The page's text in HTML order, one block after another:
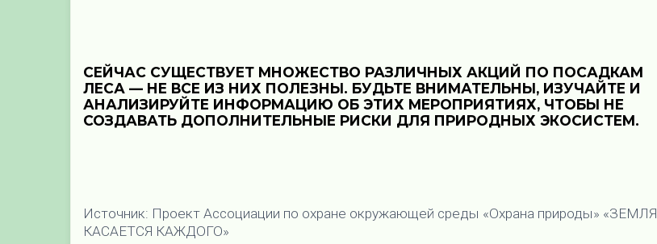
СЕЙЧАС СУЩЕСТВУЕТ МНОЖЕСТВО РАЗЛИЧНЫХ АКЦИЙ ПО ПОСАДКАМ
ЛЕСА — НЕ ВСЕ ИЗ НИХ ПОЛЕЗНЫ. БУДЬТЕ ВНИМАТЕЛЬНЫ, ИЗУЧАЙТЕ И
АНАЛИЗИРУЙТЕ ИНФОРМАЦИЮ ОБ ЭТИХ МЕРОПРИЯТИЯХ, ЧТОБЫ НЕ
СОЗДАВАТЬ ДОПОЛНИТЕЛЬНЫЕ РИСКИ ДЛЯ ПРИРОДНЫХ ЭКОСИСТЕМ.
Источник: Проект Ассоциации по охране окружающей среды «Охрана природы» «ЗЕМЛЯ
КАСАЕТСЯ КАЖДОГО»